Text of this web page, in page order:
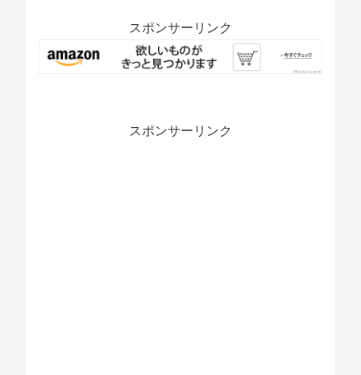
スポンサーリンク
スポンサーリンク